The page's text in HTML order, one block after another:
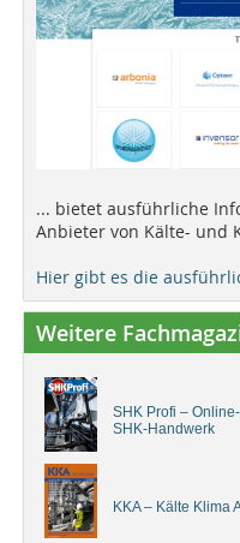
... bietet ausführliche
Anbieter von Kälte- und
Hier gibt es die
Weitere
SHK Profi –
SHK-Handwerk
KKA – Kälte Klima